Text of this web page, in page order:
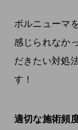
ボルニューマ
感じられなか
だきたい対処
す！
適切な施術頻